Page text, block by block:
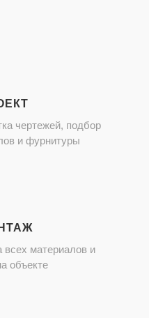
чертежей, подбор
и фурнитуры
всех материалов и
объекте